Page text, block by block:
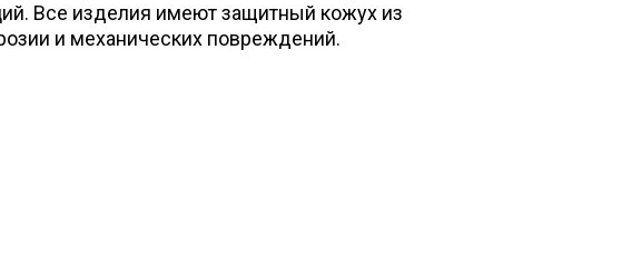
Все изделия имеют защитный кожух из
и механических повреждений.